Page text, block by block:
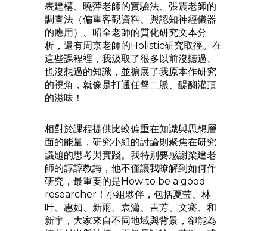
表建構、曉萍老師的實驗法、張震老師的
調查法（偏重客觀資料、與認知神經儀器
的應用）、昭全老師的質化研究文本分
析，還有周京老師的Holistic研究取徑。在
這些課程裡，我汲取了很多以前沒聽過、
也沒想過的知識，並擴展了我原本作研究
的視角，就像是打通任督二脈、醍醐灌頂
的滋味！
相對於課程提供比較偏重在知識與思想層
面的能量，研究小組的討論則聚焦在研究
議題的思考與實踐。我特別要感謝梁建老
師的諄諄教誨，他不僅讓我瞭解到如何作
研究，最重要的是How to be a good
researcher！小組夥伴，包括夏莹、林
叶、惠如、新雨、袁瀟、吉芳、文騫、和
新宇，大家來自不同地域與背景，卻能為